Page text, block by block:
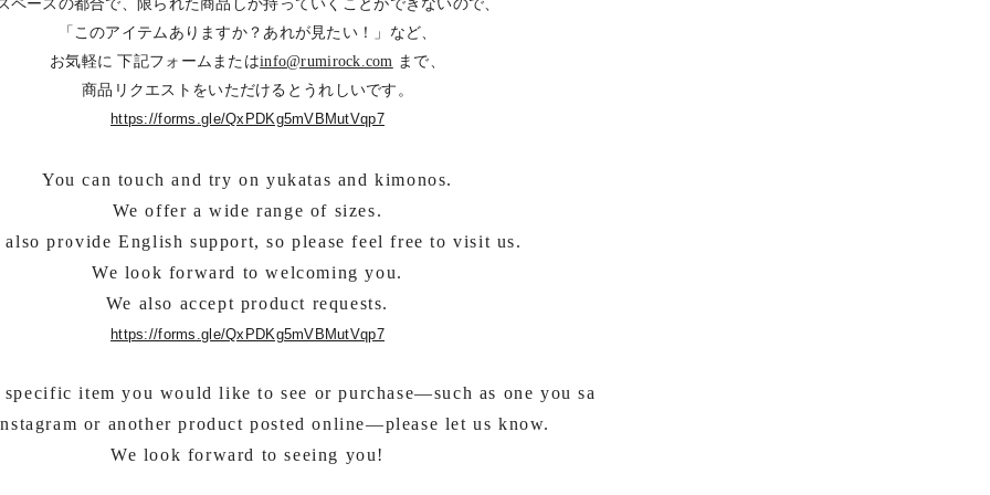
ペースの都合で、限られた商品しか持っていくことができないので、
「このアイテムありますか？あれが見たい！」など、
お気軽に 下記フォームまたはinfo@rumirock.com まで、
商品リクエストをいただけるとうれしいです。
https://forms.gle/QxPDKg5mVBMutVqp7
You can touch and try on yukatas and kimonos.
We offer a wide range of sizes.
also provide English support, so please feel free to visit us.
We look forward to welcoming you.
We also accept product requests.
https://forms.gle/QxPDKg5mVBMutVqp7
item you would like to see or purchase—such as one you sa
or another product posted online—please let us know.
We look forward to seeing you!